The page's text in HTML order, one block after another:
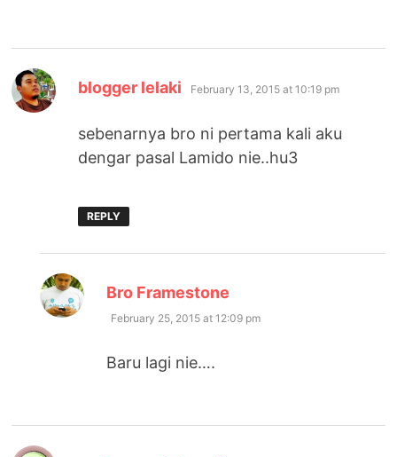
blogger lelaki says:
February 13, 2015 at 10:19 pm
sebenarnya bro ni pertama kali aku
dengar pasal Lamido nie..hu3
REPLY
Bro Framestone
February 25, 2015 at 12:09 pm
Baru lagi nie….